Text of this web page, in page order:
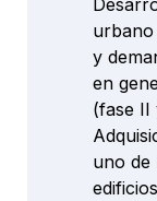
urbano
y
en
(fase II
uno de